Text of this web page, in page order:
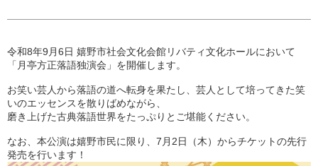
令和8年9月6日 嬉野市社会文化会館リバティ文化ホールにおいて
「月亭方正落語独演会」を開催します。
お笑い芸人から落語の道へ転身を果たし、芸人として培ってきた笑
いのエッセンスを散りばめながら、
磨き上げた古典落語世界をたっぷりとご堪能ください。
なお、本公演は嬉野市民に限り、7月2日（木）からチケットの先行
発売を行います！